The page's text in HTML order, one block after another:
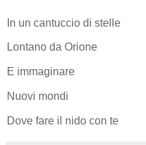
In un cantuccio di stelle
Lontano da Orione
E immaginare
Nuovi mondi
Dove fare il nido con te